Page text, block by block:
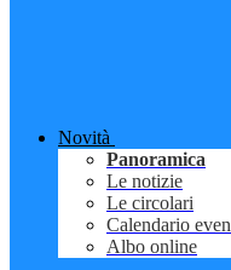
Novità
Panoramica
Le notizie
Le circolari
Calendario
Albo online